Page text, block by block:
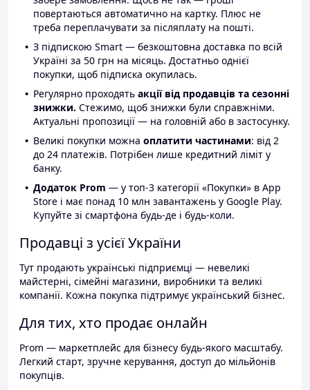
повертаються автоматично на картку. Плюс не
треба переплачувати за післяплату на пошті.
З підпискою Smart — безкоштовна доставка по всій
Україні за 50 грн на місяць. Достатньо однієї
покупки, щоб підписка окупилась.
Регулярно проходять акції від продавців та сезонні
знижки. Стежимо, щоб знижки були справжніми.
Актуальні пропозиції — на головній або в застосунку.
Великі покупки можна оплатити частинами: від 2
до 24 платежів. Потрібен лише кредитний ліміт у
банку.
Додаток Prom — у топ-3 категорії «Покупки» в App
Store і має понад 10 млн завантажень у Google Play.
Купуйте зі смартфона будь-де і будь-коли.
Продавці з усієї України
Тут продають українські підприємці — невеликі
майстерні, сімейні магазини, виробники та великі
компанії. Кожна покупка підтримує український бізнес.
Для тих, хто продає онлайн
Prom — маркетплейс для бізнесу будь-якого масштабу.
Легкий старт, зручне керування, доступ до мільйонів
покупців.